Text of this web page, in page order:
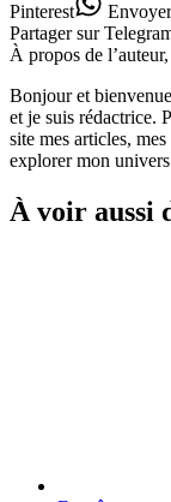
Pinterest
Envoyer
Partagersur
À propos de l’auteur,
Bonjour et
et je suis rédactrice.
site mes articles,
explorer mon
À voir aussi